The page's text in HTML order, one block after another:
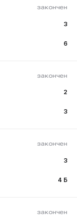
закончен
3
6
закончен
2
3
закончен
3
4 Б
закончен